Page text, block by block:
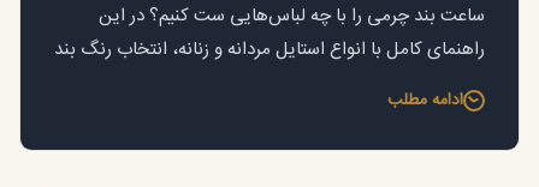
ساعت بند چرمی را با چه لباس‌هایی ست کنیم؟ در این
راهنمای کامل با انواع استایل مردانه و زنانه، انتخاب رنگ بند
ساعت چرمی برای داشتن استایل جذاب آشنا شوید.
ادامه مطلب